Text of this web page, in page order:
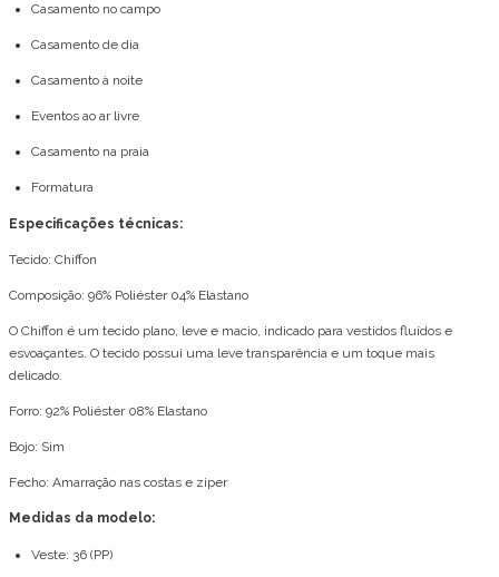
Casamento no campo
Casamento de dia
Casamento à noite
Eventos ao ar livre
Casamento na praia
Formatura
Especificações técnicas:
Tecido: Chiffon
Composição: 96% Poliéster 04% Elastano
O Chiffon é um tecido plano, leve e macio, indicado para vestidos fluídos e
esvoaçantes. O tecido possui uma leve transparência e um toque mais
delicado.
Forro: 92% Poliéster 08% Elastano
Bojo: Sim
Fecho: Amarração nas costas e ziper
Medidas da modelo:
Veste: 36 (PP)